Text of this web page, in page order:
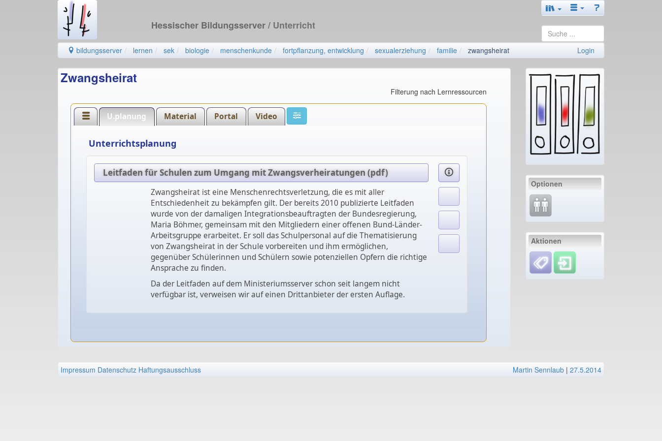
Hessischer Bildungsserver/ Unterricht
bildungsserver lernen sek biologie menschenkunde fortpflanzung, entwicklung sexualerziehung familie zwangsheirat Login
Zwangsheirat
Filterung nach Lernressourcen
U.planung Material Portal Video
Unterrichtsplanung
Leitfaden für Schulen zum Umgang mit Zwangsverheiratungen (pdf)
Zwangsheirat ist eine Menschenrechtsverletzung, die es mit aller
Entschiedenheit zu bekämpfen gilt. Der bereits 2010 publizierte Leitfaden
wurde von der damaligen Integrationsbeauftragten der Bundesregierung,
Maria Böhmer, gemeinsam mit den Mitgliedern einer offenen Bund-Länder-
Arbeitsgruppe erarbeitet. Er soll das Schulpersonal auf die Thematisierung
von Zwangsheirat in der Schule vorbereiten und ihm ermöglichen,
gegenüber Schülerinnen und Schülern sowie potenziellen Opfern die richtige
Ansprache zu finden.
Da der Leitfaden auf dem Ministeriumsserver schon seit langem nicht
verfügbar ist, verweisen wir auf einen Drittanbieter der ersten Auflage.
Optionen
Aktionen
Impressum Datenschutz Haftungsausschluss Martin Sennlaub | 27.5.2014